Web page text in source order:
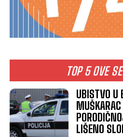
TOP 5 OVE
UBISTVO U
LIŠENO